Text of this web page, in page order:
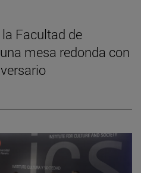
Facultad de
mesa redonda con